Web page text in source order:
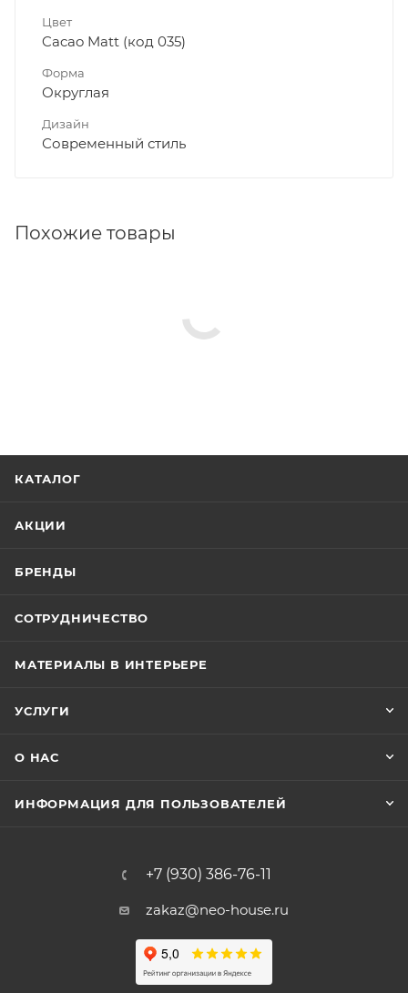
Цвет
Cacao Matt (код 035)
Форма
Округлая
Дизайн
Современный стиль
Похожие товары
КАТАЛОГ
АКЦИИ
БРЕНДЫ
СОТРУДНИЧЕСТВО
МАТЕРИАЛЫ В ИНТЕРЬЕРЕ
УСЛУГИ
О НАС
ИНФОРМАЦИЯ ДЛЯ ПОЛЬЗОВАТЕЛЕЙ
+7 (930) 386-76-11
zakaz@neo-house.ru